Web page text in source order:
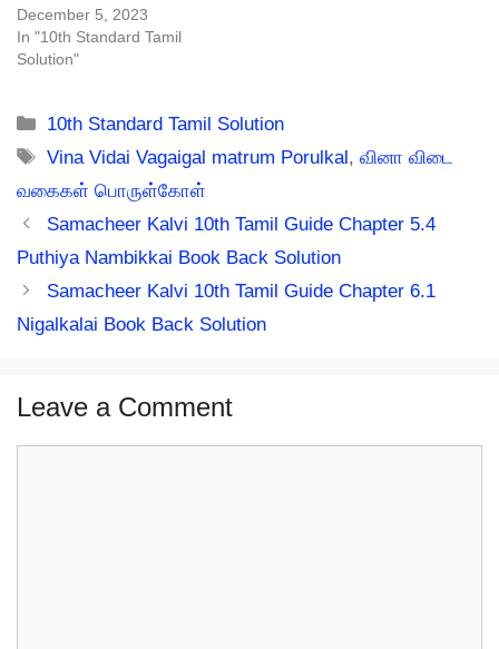
December 5, 2023
In "10th Standard Tamil
Solution"
Categories
10th Standard Tamil Solution
Tags
Vina Vidai Vagaigal matrum Porulkal ,வினா விடை
வகைகள் பொருள்கோள்
Samacheer Kalvi 10th Tamil Guide Chapter 5.4
Puthiya Nambikkai Book Back Solution
Samacheer Kalvi 10th Tamil Guide Chapter 6.1
Nigalkalai Book Back Solution
Leave a Comment